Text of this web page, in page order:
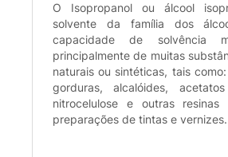
O Isopropanol ou álcool
solvente da família dos
capacidade de solvência
principalmente de muitas
naturais ou sintéticas, tais
gorduras, alcalóides,
nitrocelulose e outras resinas
preparações de tintas e vernizes.